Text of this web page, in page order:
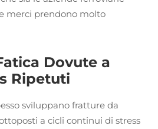
merci prendono molto
Dovute a
Ripetuti
sviluppano fratture da
a cicli continui di stress